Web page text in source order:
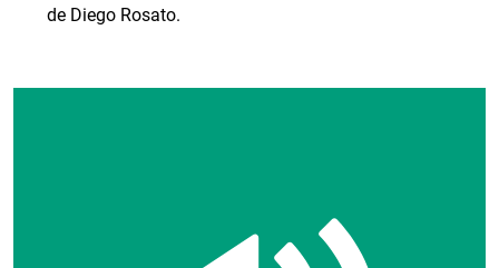
de Diego Rosato.